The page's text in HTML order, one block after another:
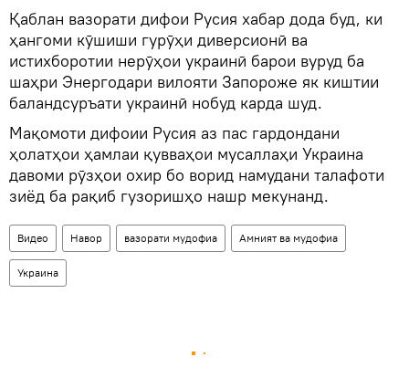
Қаблан вазорати дифои Русия хабар дода буд, ки
ҳангоми кӯшиши гурӯҳи диверсионӣ ва
истихборотии нерӯҳои украинӣ барои вуруд ба
шаҳри Энергодари вилояти Запороже як киштии
баландсуръати украинӣ нобуд карда шуд.
Мақомоти дифоии Русия аз пас гардондани
ҳолатҳои ҳамлаи қувваҳои мусаллаҳи Украина
давоми рӯзҳои охир бо ворид намудани талафоти
зиёд ба рақиб гузоришҳо нашр мекунанд.
Видео Навор вазорати мудофиа Амният ва мудофиа
Украина